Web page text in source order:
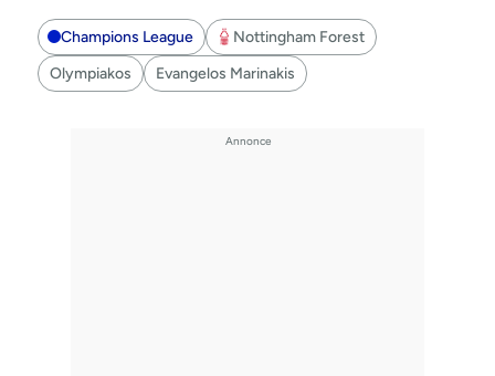
Champions League
Nottingham Forest
Olympiakos
Evangelos Marinakis